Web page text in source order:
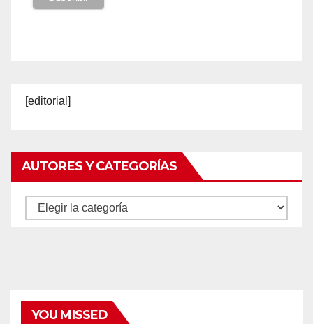
[editorial]
AUTORES Y CATEGORÍAS
Autores
YOU MISSED